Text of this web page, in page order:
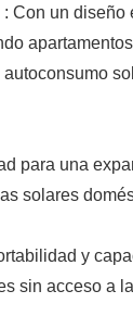
: Con un diseño
para una
solares
y
sin acceso